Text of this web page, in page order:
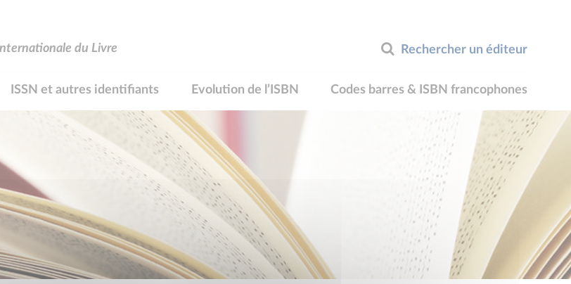
Rechercher un éditeur
du Livre
ISSN et autres identifiants Evolution de l’ISBN Codes barres & ISBN francophones